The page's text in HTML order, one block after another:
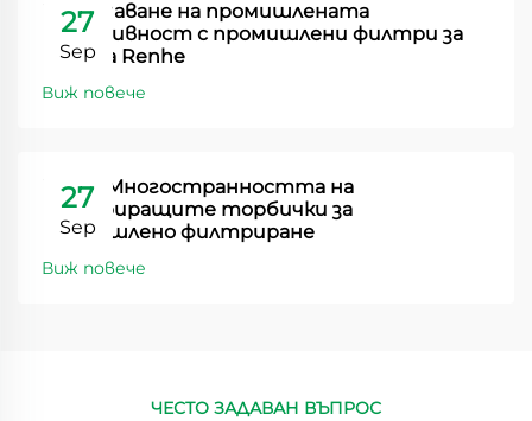
27
Sep
Повишаване на промишлената
ефективност с промишлени филтри за
прах на Renhe
Виж повече
27
Sep
Ренхе Многостранността на
филтриращите торбички за
промишлено филтриране
Виж повече
ЧЕСТО ЗАДАВАН ВЪПРОС